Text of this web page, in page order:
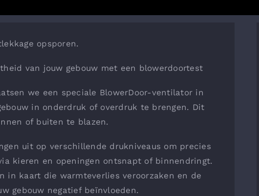
opsporen.
van jouw gebouw met een blowerdoortest
we een speciale BlowerDoor-ventilator in
in onderdruk of overdruk te brengen. Dit
of buiten te blazen.
uit op verschillende drukniveaus om precies
kieren en openingen ontsnapt of binnendringt.
in kaart die warmteverlies veroorzaken en de
gebouw negatief beïnvloeden.